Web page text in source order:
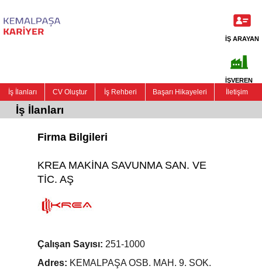
İŞ ARAYAN
İŞVEREN
İş İlanları CV Oluştur İş Rehberi Başarı Hikayeleri İletişim
İş İlanları
Firma Bilgileri
KREA MAKİNA SAVUNMA SAN. VE
TİC. AŞ
Çalışan Sayısı: 251-1000
Adres: KEMALPAŞA OSB. MAH. 9. SOK.